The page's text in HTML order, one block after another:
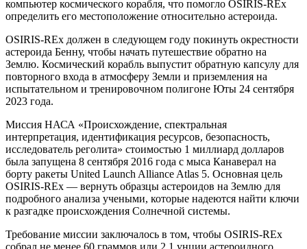
компьютер космического корабля, что помогло OSIRIS-REx
определить его местоположение относительно астероида.
OSIRIS-REx должен в следующем году покинуть окрестности
астероида Бенну, чтобы начать путешествие обратно на
Землю. Космический корабль выпустит обратную капсулу для
повторного входа в атмосферу Земли и приземления на
испытательном и тренировочном полигоне Юты 24 сентября
2023 года.
Миссия НАСА «Происхождение, спектральная
интерпретация, идентификация ресурсов, безопасность,
исследователь реголита» стоимостью 1 миллиард долларов
была запущена 8 сентября 2016 года с мыса Канаверал на
борту ракеты United Launch Alliance Atlas 5. Основная цель
OSIRIS-REx — вернуть образцы астероидов на Землю для
подробного анализа учеными, которые надеются найти ключи
к разгадке происхождения Солнечной системы.
Требование миссии заключалось в том, чтобы OSIRIS-REx